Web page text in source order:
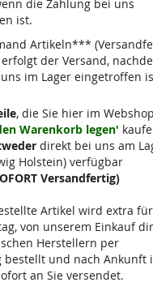
die Zahlung bei uns
ist.
Artikeln***
erfolgt der Versand,
im Lager eingetroffen
, die Sie hier im
Warenkorb legen'
direkt bei uns am
Holstein) verfügbar
Versandfertig)
Artikel wird extra
von unserem Einkauf
Herstellern per
bestellt und nach Ankunft
an Sie versendet.